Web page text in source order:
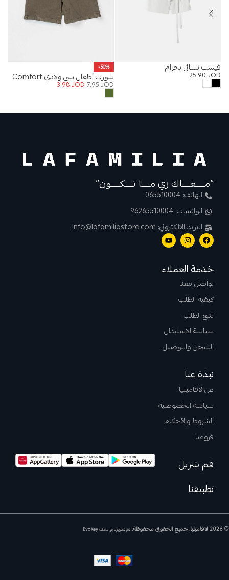
فيست نسائي بحزام
25.90JOD
-50%
شورت أطفال بيبي ولادي Comfort
7.95JOD
3.98JOD
“مــــعــــاك زي مــــا تــــكــــون”
الهاتف: 065510004
الواتساب: 96265510004
البريد الالكتروني: info@lafamiliastore.com
خدمة العملاء
تواصل معنا
كيفية الطلب
تتبع الطلب
سياسة الاستبدال
الشحن والتوصيل
نبذة عنا
عن لافاميليا
سياسة الخصوصية
الشروط والأحكام
فروعنا
قم بتنزيل
تطبيقنا
© 2026 لافاميليا, جميع الحقوق محفوظة. تم تطويره بواسطةEvoKey